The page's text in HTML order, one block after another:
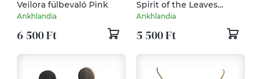
Veilora fülbevaló Pink
Ankhlandia
6 500 Ft
Spirit of the Leaves
fülbevaló Rózsaarany
Ankhlandia
5 500 Ft